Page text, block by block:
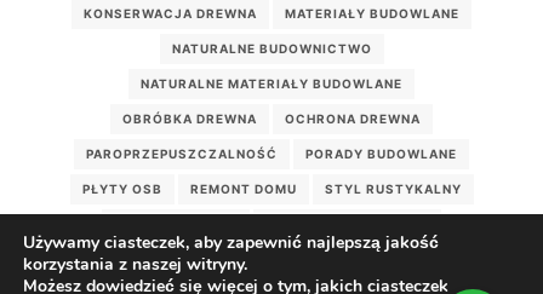
KONSERWACJA DREWNA MATERIAŁY BUDOWLANE
NATURALNE BUDOWNICTWO
NATURALNE MATERIAŁY BUDOWLANE
OBRÓBKA DREWNA OCHRONA DREWNA
PAROPRZEPUSZCZALNOŚĆ PORADY BUDOWLANE
PŁYTY OSB REMONT DOMU STYL RUSTYKALNY
WILGOĆ W DOMU
Używamy ciasteczek, aby zapewnić najlepszą jakość
korzystania z naszej witryny.
Możesz dowiedzieć się więcej o tym, jakich ciasteczek